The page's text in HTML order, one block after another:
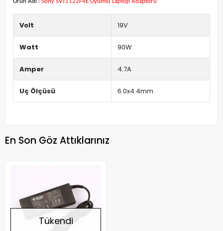
Ürün Adı : Sony SVT1122F4E Uyumlu Laptop Adaptörü
Volt 19V
Watt 90W
Amper 4.7A
Uç Ölçüsü 6.0x4.4mm
En Son Göz Attıklarınız
Tükendi